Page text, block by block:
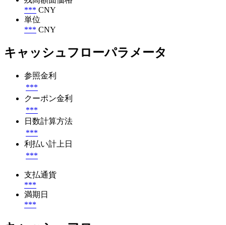
*** CNY
単位
*** CNY
キャッシュフローパラメータ
参照金利
***
クーポン金利
***
日数計算方法
***
利払い計上日
***
支払通貨
***
満期日
***